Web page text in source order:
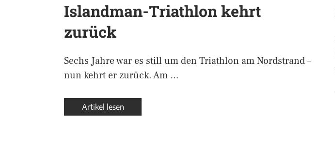
Islandman-Triathlon kehrt
zurück
Sechs Jahre war es still um den Triathlon am Nordstrand –
nun kehrt er zurück. Am …
Artikel lesen